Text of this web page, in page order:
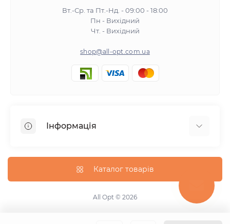
Вт.-Ср. та Пт.-Нд. - 09:00 - 18:00
Пн - Вихідний
Чт. - Вихідний
shop@all-opt.com.ua
Інформація
Оплата та доставка
Повернення та обмін
Політика конфіденційності
Каталог товарів
All Opt © 2026